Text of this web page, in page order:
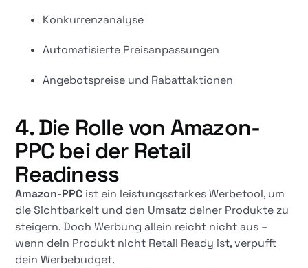
Konkurrenzanalyse
Automatisierte Preisanpassungen
Angebotspreise und Rabattaktionen
4. Die Rolle von Amazon-
PPC bei der Retail
Readiness
Amazon-PPC ist ein leistungsstarkes Werbetool, um
die Sichtbarkeit und den Umsatz deiner Produkte zu
steigern. Doch Werbung allein reicht nicht aus –
wenn dein Produkt nicht Retail Ready ist, verpufft
dein Werbebudget.